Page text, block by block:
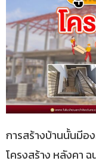
การสร้างบ้านนั้นมีอ
โครงสร้าง หลังคา